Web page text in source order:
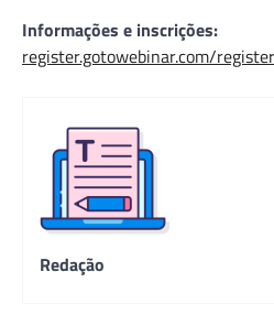
Informações e inscrições:
register.gotowebinar.com/
Redação